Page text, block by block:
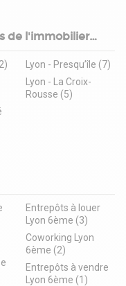
de l'immobilier
Lyon - Presqu’île (7)
Lyon - La Croix-
Rousse (5)
Entrepôts à louer
Lyon 6ème (3)
Coworking Lyon
6ème (2)
Entrepôts à vendre
Lyon 6ème (1)